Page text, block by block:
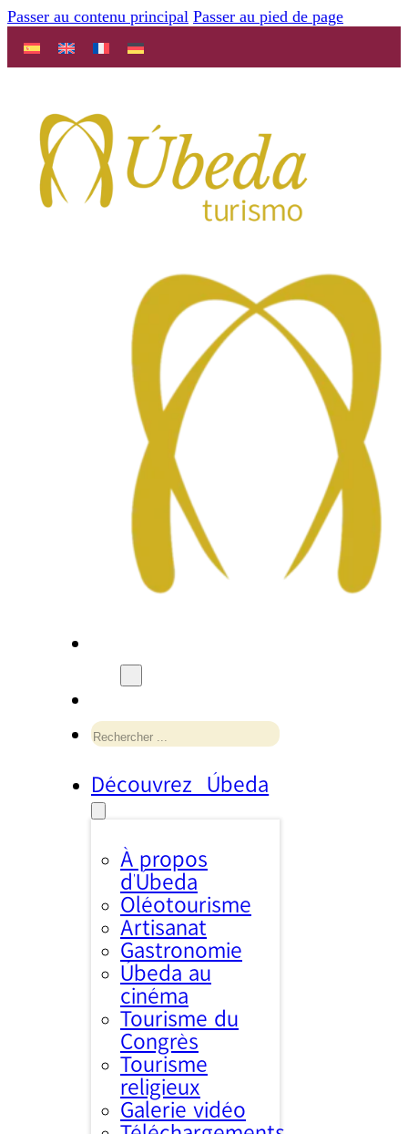
Passer au contenu principal Passer au pied de page
Rechercher
Découvrez Úbeda
À propos
d’Úbeda
Oléotourisme
Artisanat
Gastronomie
Úbeda au
cinéma
Tourisme du
Congrès
Tourisme
religieux
Galerie vidéo